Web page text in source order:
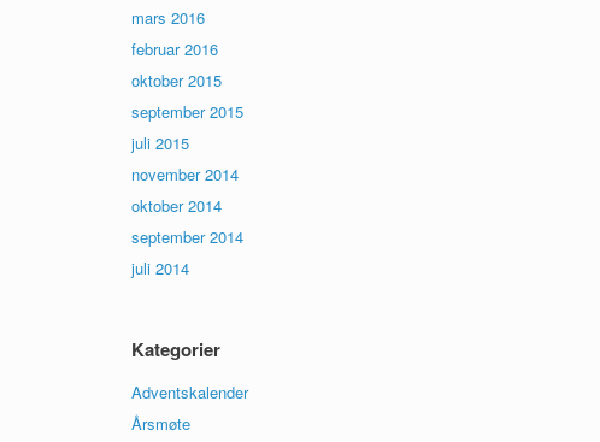
mars 2016
februar 2016
oktober 2015
september 2015
juli 2015
november 2014
oktober 2014
september 2014
juli 2014
Kategorier
Adventskalender
Årsmøte